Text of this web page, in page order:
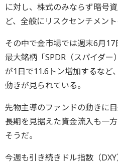
に対し、株式のみならず暗号
ど、全般にリスクセンチメン
その中で金市場では週末6月
最大銘柄「SPDR（スパイダ
が1日で11.6トン増加するなど
動きが見られている。
先物主導のファンドの動きに
長期を見据えた資金流入も一
そうだ。
今週も引き続きドル指数（